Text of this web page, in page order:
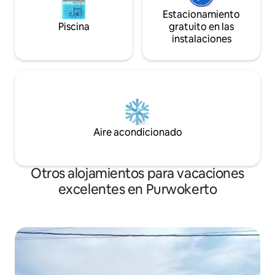
Piscina
Estacionamiento
gratuito en las
instalaciones
Aire acondicionado
Otros alojamientos para vacaciones
excelentes en Purwokerto